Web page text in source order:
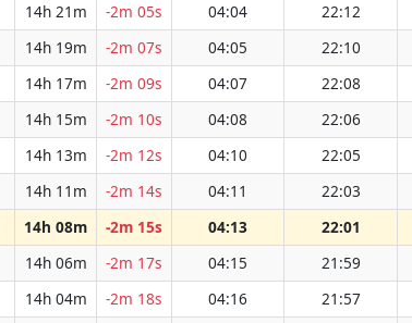
14h 21m -2m 05s 04:04 22:12
14h 19m -2m 07s 04:05 22:10
14h 17m -2m 09s 04:07 22:08
14h 15m -2m 10s 04:08 22:06
14h 13m -2m 12s 04:10 22:05
14h 11m -2m 14s 04:11 22:03
14h 08m -2m 15s 04:13 22:01
14h 06m -2m 17s 04:15 21:59
14h 04m -2m 18s 04:16 21:57